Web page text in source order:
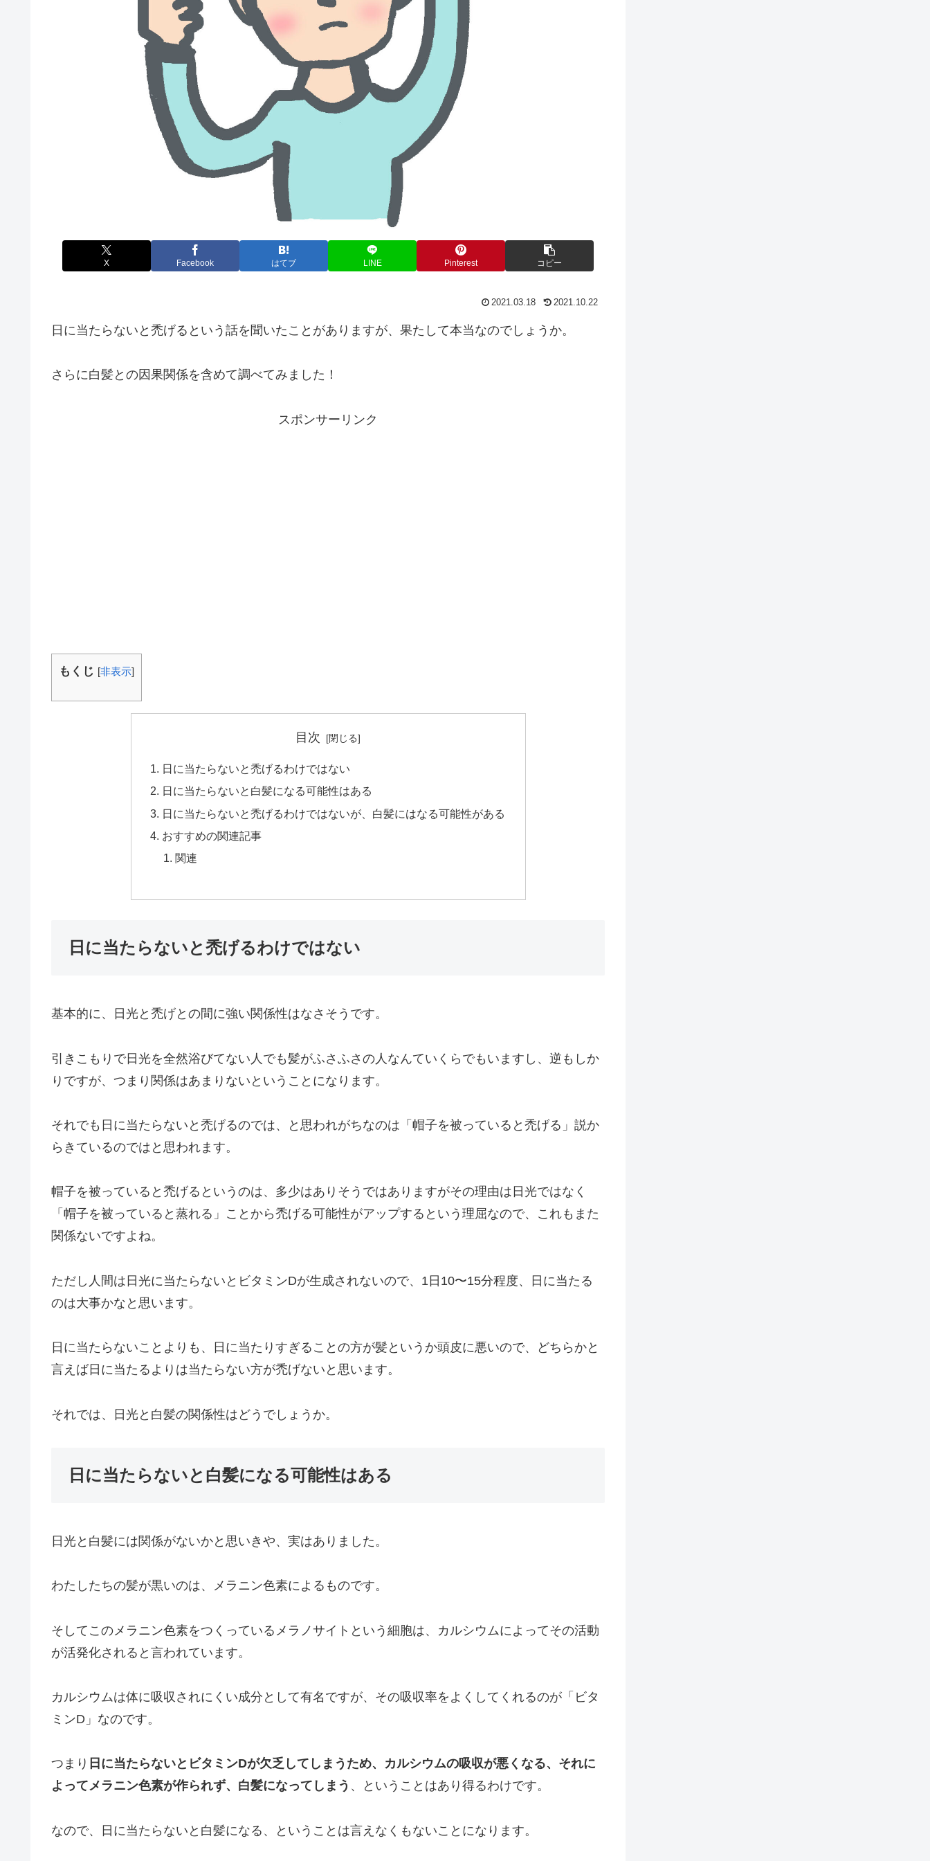
X Facebook はてブ LINE Pinterest コピー
2021.03.18 2021.10.22
日に当たらないと禿げるという話を聞いたことがありますが、果たして本当なのでしょうか。
さらに白髪との因果関係を含めて調べてみました！
スポンサーリンク
もくじ [非表示]
目次
日に当たらないと禿げるわけではない
日に当たらないと白髪になる可能性はある
日に当たらないと禿げるわけではないが、白髪にはなる可能性がある
おすすめの関連記事
関連
日に当たらないと禿げるわけではない
基本的に、日光と禿げとの間に強い関係性はなさそうです。
引きこもりで日光を全然浴びてない人でも髪がふさふさの人なんていくらでもいますし、逆もしか
りですが、つまり関係はあまりないということになります。
それでも日に当たらないと禿げるのでは、と思われがちなのは「帽子を被っていると禿げる」説か
らきているのではと思われます。
帽子を被っていると禿げるというのは、多少はありそうではありますがその理由は日光ではなく
「帽子を被っていると蒸れる」ことから禿げる可能性がアップするという理屈なので、これもまた
関係ないですよね。
ただし人間は日光に当たらないとビタミンDが生成されないので、1日10〜15分程度、日に当たる
のは大事かなと思います。
日に当たらないことよりも、日に当たりすぎることの方が髪というか頭皮に悪いので、どちらかと
言えば日に当たるよりは当たらない方が禿げないと思います。
それでは、日光と白髪の関係性はどうでしょうか。
日に当たらないと白髪になる可能性はある
日光と白髪には関係がないかと思いきや、実はありました。
わたしたちの髪が黒いのは、メラニン色素によるものです。
そしてこのメラニン色素をつくっているメラノサイトという細胞は、カルシウムによってその活動
が活発化されると言われています。
カルシウムは体に吸収されにくい成分として有名ですが、その吸収率をよくしてくれるのが「ビタ
ミンD」なのです。
つまり 日に当たらないとビタミンDが欠乏してしまうため、カルシウムの吸収が悪くなる、それに
よってメラニン色素が作られず、白髪になってしまう 、ということはあり得るわけです。
なので、日に当たらないと白髪になる、ということは言えなくもないことになります。